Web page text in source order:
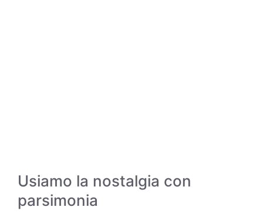
Usiamo la nostalgia con
parsimonia